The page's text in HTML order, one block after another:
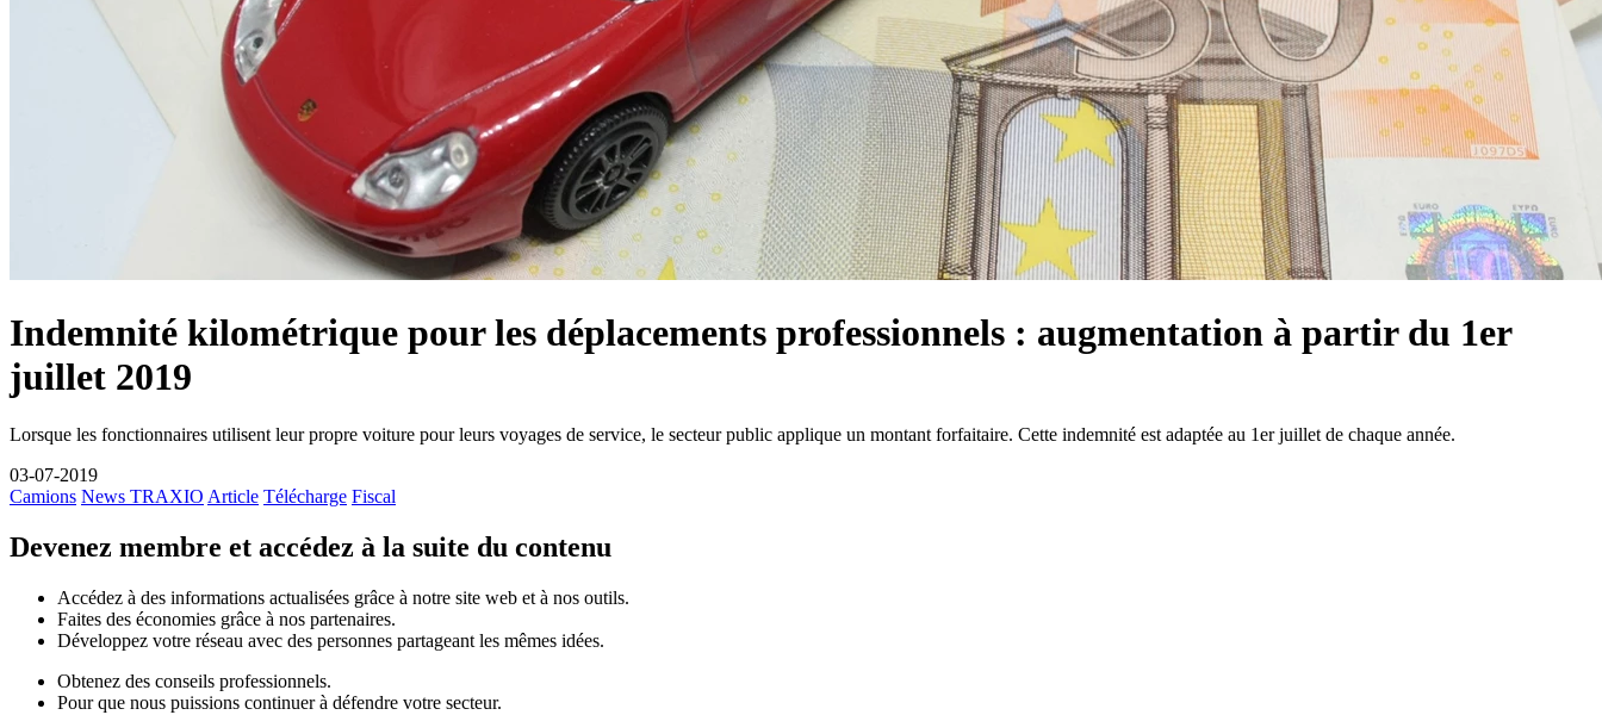
Indemnité kilométrique pour les déplacements professionnels : augmentation à partir du 1er
juillet 2019
Lorsque les fonctionnaires utilisent leur propre voiture pour leurs voyages de service, le secteur public applique un montant forfaitaire. Cette indemnité est adaptée au 1er juillet de chaque année.
03-07-2019
Camions News TRAXIO Article Télécharge Fiscal
Devenez membre et accédez à la suite du contenu
Accédez à des informations actualisées grâce à notre site web et à nos outils.
Faites des économies grâce à nos partenaires.
Développez votre réseau avec des personnes partageant les mêmes idées.
Obtenez des conseils professionnels.
Pour que nous puissions continuer à défendre votre secteur.